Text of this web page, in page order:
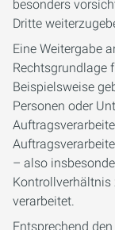
besonders
Dritte
Eine Weitergabe
Rechtsgrundlage
Beispielsweise
Personen oder
– also
Kontrollverhältnis
verarbeitet.
Entsprechend